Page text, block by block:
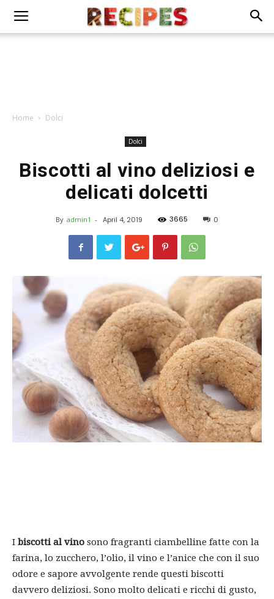
Home Dolci
Dolci
Biscotti al vino deliziosi e
delicati dolcetti
By admin1 - April 4, 2019 3665 0
I biscotti al vino sono fragranti ciambelline fatte con la
farina, lo zucchero, l’olio, il vino e l’anice che con il suo
odore e sapore avvolgente rende questi biscotti
davvero deliziosi. Sono molto delicati e ricchi di gusto,